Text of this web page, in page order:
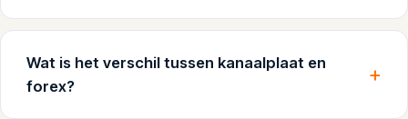
Wat is het verschil tussen kanaalplaat en
forex?